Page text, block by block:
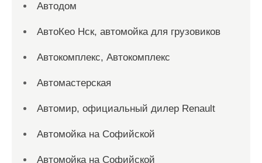
Автодом
АвтоКео Нск, автомойка для грузовиков
Автокомплекс, Автокомплекс
Автомастерская
Автомир, официальный дилер Renault
Автомойка на Софийской
Автомойка на Софийской